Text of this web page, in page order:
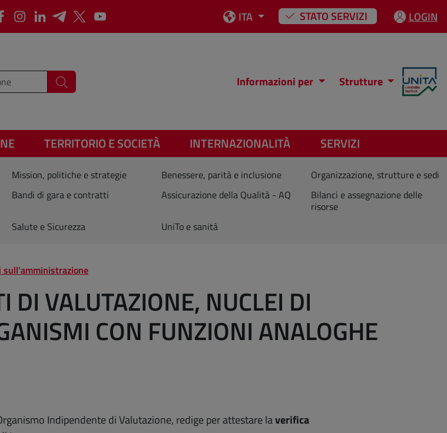
Instagram
LinkedInTelegram
X Youtube
ITA STATO SERVIZI LOGIN
Cerca Informazioni per Strutture
TERRITORIO E SOCIETÀ INTERNAZIONALITÀ SERVIZI
Mission, politiche e strategie Benessere, parità e inclusione
Organizzazione, strutture e sedi
Bandi di gara e contratti Assicurazione della Qualità - AQ
Bilanci e assegnazione delle
risorse
Salute e Sicurezza UniTo e sanità
sull'amministrazione
VALUTAZIONE, NUCLEI DI
CON FUNZIONI ANALOGHE
Indipendente di Valutazione, redige per attestare laverifica